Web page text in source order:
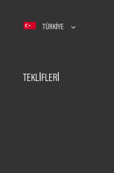
TÜRKIYE
TEKLİFLERİ